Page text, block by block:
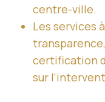
centre-ville.
Les services
certification
sur